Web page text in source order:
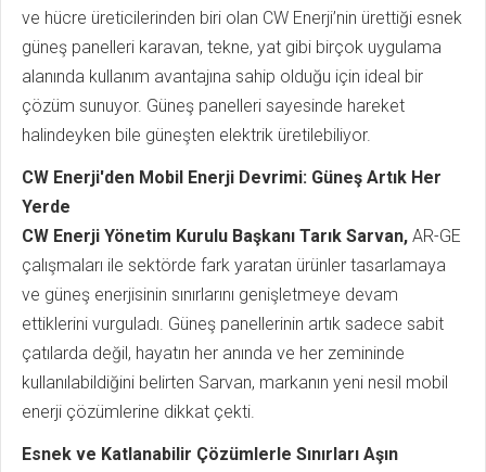
ve hücre üreticilerinden biri olan CW Enerji’nin ürettiği esnek
güneş panelleri karavan, tekne, yat gibi birçok uygulama
alanında kullanım avantajına sahip olduğu için ideal bir
çözüm sunuyor. Güneş panelleri sayesinde hareket
halindeyken bile güneşten elektrik üretilebiliyor.
CW Enerji'den Mobil Enerji Devrimi: Güneş Artık Her
Yerde
CW Enerji Yönetim Kurulu Başkanı Tarık Sarvan, AR-GE
çalışmaları ile sektörde fark yaratan ürünler tasarlamaya
ve güneş enerjisinin sınırlarını genişletmeye devam
ettiklerini vurguladı. Güneş panellerinin artık sadece sabit
çatılarda değil, hayatın her anında ve her zemininde
kullanılabildiğini belirten Sarvan, markanın yeni nesil mobil
enerji çözümlerine dikkat çekti.
Esnek ve Katlanabilir Çözümlerle Sınırları Aşın